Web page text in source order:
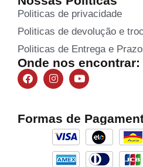
Politicas de privacidade
Politicas de devolução e
Politicas de Entrega e
Onde nos encontrar:
Formas de